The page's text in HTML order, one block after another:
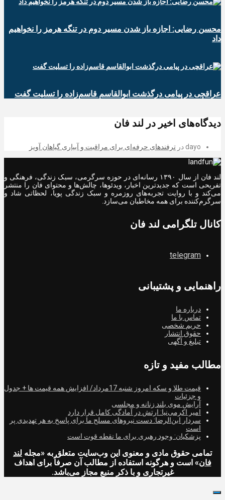
محسن رضایی: اجازه باز شدن مسیر دوم در تنگه هرمز را نخواهیم
داد
عراقچی در پیامی درگذشت ابوالقاسم قاسم‌زاده را تسلیت گفت
دیدگاه‌های اخیر در لند فان
dayo در ترفندهای حرفه‌ای برای مراقبت و آبیاری گیاهان آویز
لند فان از سال ۱۳۹۰ رسانه‌ای در حوزه سرگرمی، سبک زندگی، فرهنگی و
تفریحی است که جدیدترین اخبار، ویدئوها، چالش‌ها و محتوای فان را منتشر
می‌کند و با روایت تجربه‌های روزمره و سبک زندگی پویا، لحظاتی شاد و
سرگرم‌کننده برای همه مخاطبان می‌سازد.
کانال تلگرامی لند فان
telegram
راهنمایی و پشتیبانی
درباره ما
تماس با ما
حریم شخصی
حقوق انتشار
تبلیغ و آگهی
مطالب مفید و تازه
قیمت طلا و سکه امروز شنبه 17مرداد/ افزایش همه قیمت ها + جدول
و جزئیات
آرایش موی بلند زنانه و مجلسی
امیر اکرمی‌نیا: ارتش در آمادگی کامل قرار دارد
سردار ابن‌الرضا: دست نیروهای مسلح ما برای پاسخ به هر تهدیدی پر
است
پزشکیان: وجود رهبری برای ما نقطه قوت است
تمامی حقوق مادی و معنوی این وب‌سایت متعلق به «مجله لند
فان» است و هرگونه استفاده از مطالب آن صرفاً برای اهداف
غیرتجاری و با ذکر منبع مجاز می‌باشد.